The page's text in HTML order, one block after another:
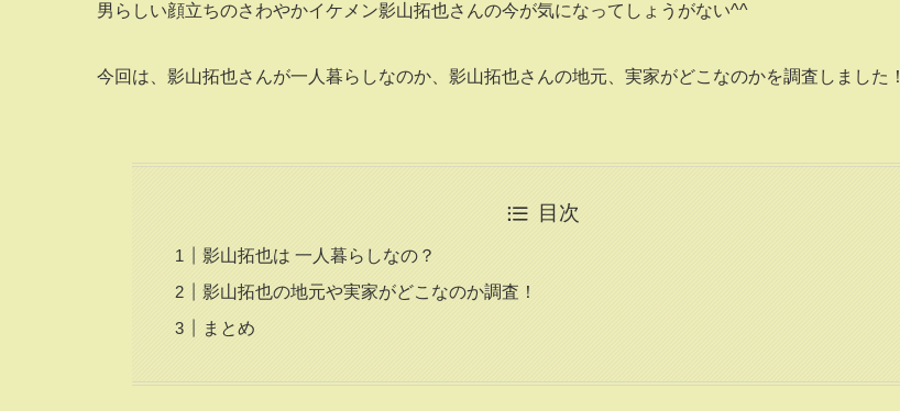
男らしい顔立ちのさわやかイケメン影山拓也さんの今が気になってしょうがない^^
今回は、影山拓也さんが一人暮らしなのか、影山拓也さんの地元、実家がどこなのかを調査しました！
目次
影山拓也は 一人暮らしなの？
影山拓也の地元や実家がどこなのか調査！
まとめ